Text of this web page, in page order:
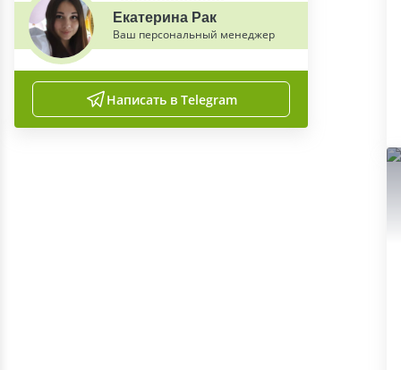
Екатерина Рак
Ваш персональный менеджер
Написать в Telegram